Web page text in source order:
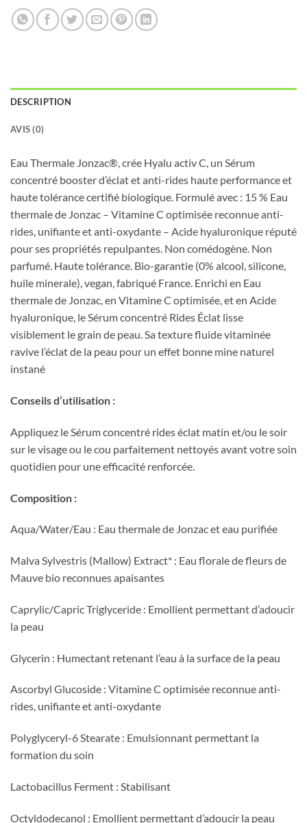
DESCRIPTION
AVIS (0)
Eau Thermale Jonzac®, crée Hyalu activ C, un Sérum
concentré booster d’éclat et anti-rides haute performance et
haute tolérance certifié biologique. Formulé avec : 15 % Eau
thermale de Jonzac – Vitamine C optimisée reconnue anti-
rides, unifiante et anti-oxydante – Acide hyaluronique réputé
pour ses propriétés repulpantes. Non comédogène. Non
parfumé. Haute tolérance. Bio-garantie (0% alcool, silicone,
huile minerale), vegan, fabriqué France. Enrichi en Eau
thermale de Jonzac, en Vitamine C optimisée, et en Acide
hyaluronique, le Sérum concentré Rides Éclat lisse
visiblement le grain de peau. Sa texture fluide vitaminée
ravive l’éclat de la peau pour un effet bonne mine naturel
instané
Conseils d’utilisation :
Appliquez le Sérum concentré rides éclat matin et/ou le soir
sur le visage ou le cou parfaitement nettoyés avant votre soin
quotidien pour une efficacité renforcée.
Composition :
Aqua/Water/Eau : Eau thermale de Jonzac et eau purifiée
Malva Sylvestris (Mallow) Extract* : Eau florale de fleurs de
Mauve bio reconnues apaisantes
Caprylic/Capric Triglyceride : Emollient permettant d’adoucir
la peau
Glycerin : Humectant retenant l’eau à la surface de la peau
Ascorbyl Glucoside : Vitamine C optimisée reconnue anti-
rides, unifiante et anti-oxydante
Polyglyceryl-6 Stearate : Emulsionnant permettant la
formation du soin
Lactobacillus Ferment : Stabilisant
Octyldodecanol : Emollient permettant d’adoucir la peau